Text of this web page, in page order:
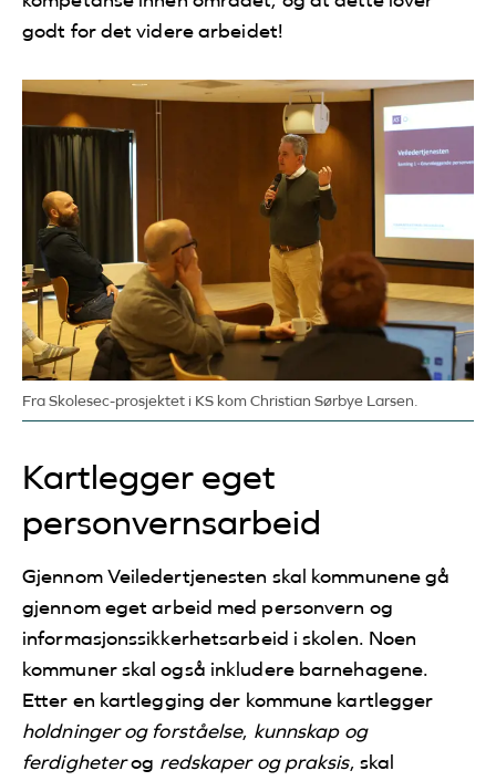
godt for det videre arbeidet!
Fra Skolesec-prosjektet i KS kom Christian Sørbye Larsen.
Kartlegger eget
personvernsarbeid
Gjennom Veiledertjenesten skal kommunene gå
gjennom eget arbeid med personvern og
informasjonssikkerhetsarbeid i skolen. Noen
kommuner skal også inkludere barnehagene.
Etter en kartlegging der kommune kartlegger
holdninger og forståelse, kunnskap og
ferdigheterog redskaper og praksis, skal